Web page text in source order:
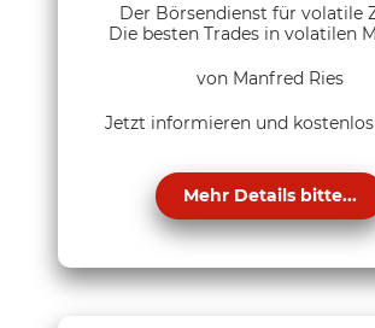
Der Börsendienst für volatile
Die besten Trades in volatilen
von Manfred Ries
Jetzt informieren und
Mehr Details bitte...